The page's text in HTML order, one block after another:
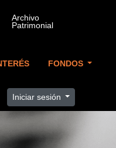
FONDOS
Iniciar sesión